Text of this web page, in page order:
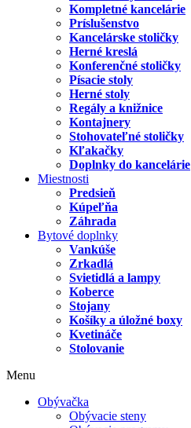
Kompletné kancelárie
Príslušenstvo
Kancelárske stoličky
Herné kreslá
Konferenčné stoličky
Písacie stoly
Herné stoly
Regály a knižnice
Kontajnery
Stohovateľné stoličky
Kľakačky
Doplnky do kancelárie
Miestnosti
Predsieň
Kúpeľňa
Záhrada
Bytové doplnky
Vankúše
Zrkadlá
Svietidlá a lampy
Koberce
Stojany
Košíky a úložné boxy
Kvetináče
Stolovanie
Menu
Obývačka
Obývacie steny